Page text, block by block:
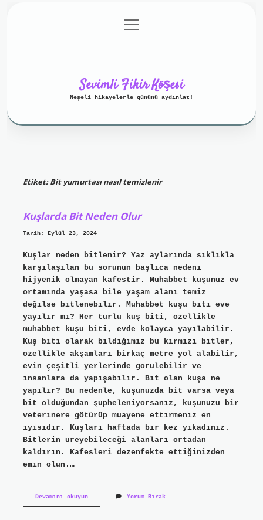
Gizlilik Politikası
menüyü
aç
Sevimli Fikir Köşesi
Neşeli hikayelerle gününü aydınlat!
Etiket:Bit yumurtası nasıl temizlenir
Kuşlarda Bit Neden Olur
Tarih: Eylül 23, 2024
Kuşlar neden bitlenir? Yaz aylarında sıklıkla
karşılaşılan bu sorunun başlıca nedeni
hijyenik olmayan kafestir. Muhabbet kuşunuz ev
ortamında yaşasa bile yaşam alanı temiz
değilse bitlenebilir. Muhabbet kuşu biti eve
yayılır mı? Her türlü kuş biti, özellikle
muhabbet kuşu biti, evde kolayca yayılabilir.
Kuş biti olarak bildiğimiz bu kırmızı bitler,
özellikle akşamları birkaç metre yol alabilir,
evin çeşitli yerlerinde görülebilir ve
insanlara da yapışabilir. Bit olan kuşa ne
yapılır? Bu nedenle, kuşunuzda bit varsa veya
bit olduğundan şüpheleniyorsanız, kuşunuzu bir
veterinere götürüp muayene ettirmeniz en
iyisidir. Kuşları haftada bir kez yıkadınız.
Bitlerin üreyebileceği alanları ortadan
kaldırın. Kafesleri dezenfekte ettiğinizden
emin olun.…
Devamını okuyunKuşlarda
Yorum Bırak